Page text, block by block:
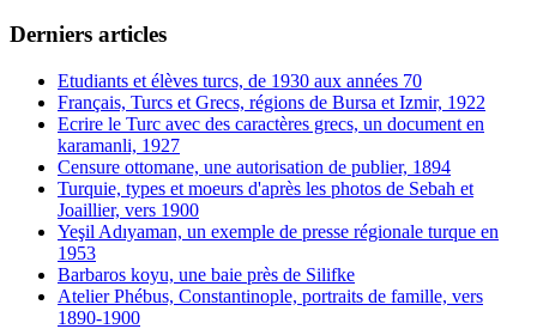
Derniers articles
Etudiants et élèves turcs, de 1930 aux années 70
Français, Turcs et Grecs, régions de Bursa et Izmir, 1922
Ecrire le Turc avec des caractères grecs, un document en
karamanli, 1927
Censure ottomane, une autorisation de publier, 1894
Turquie, types et moeurs d'après les photos de Sebah et
Joaillier, vers 1900
Yeşil Adıyaman, un exemple de presse régionale turque en
1953
Barbaros koyu, une baie près de Silifke
Atelier Phébus, Constantinople, portraits de famille, vers
1890-1900